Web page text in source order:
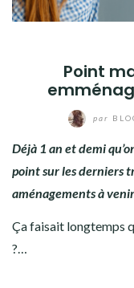
Point
par
Déjà 1 an et demi
point sur les derniers
aménagements à
Ça faisait longtemps
?…